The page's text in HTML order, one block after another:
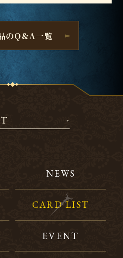
のQ&A一覧
NEWS
CARD LIST
EVENT